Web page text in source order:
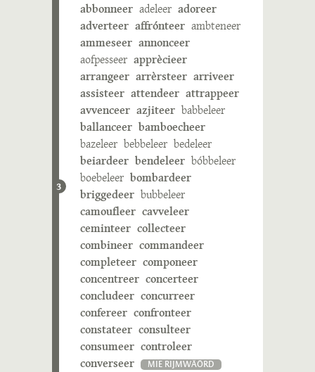
3
abbonneer adeleer adoreer
adverteer affrónteer ambteneer
ammeseer annonceer
aofpesseer apprècieer
arrangeer arrèrsteer arriveer
assisteer attendeer attrappeer
avvenceer azjiteer babbeleer
ballanceer bamboecheer
bazeleer bebbeleer bedeleer
beiardeer bendeleer bóbbeleer
boebeleer bombardeer
briggedeer bubbeleer
camoufleer cavveleer
ceminteer collecteer
combineer commandeer
completeer componeer
concentreer concerteer
concludeer concurreer
confereer confronteer
constateer consulteer
consumeer controleer
converseer
MIE RIJMWÄÖRD